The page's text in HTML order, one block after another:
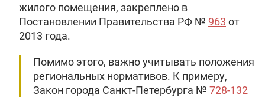
жилого помещения, закреплено в
Постановлении Правительства РФ № 963 от
2013 года.
Помимо этого, важно учитывать положения
региональных нормативов. К примеру,
Закон города Санкт-Петербурга № 728-132